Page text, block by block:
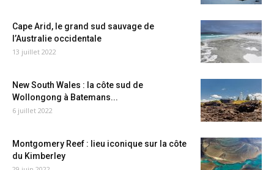
Cape Arid, le grand sud sauvage de
l’Australie occidentale
13 juillet 2022
New South Wales : la côte sud de
Wollongong à Batemans...
6 juillet 2022
Montgomery Reef : lieu iconique sur la côte
du Kimberley